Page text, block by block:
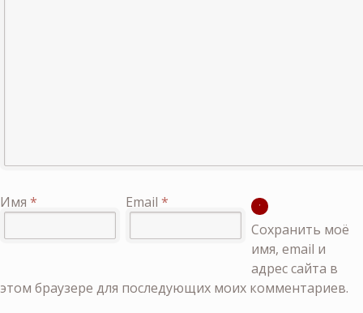
Имя * Email *
Сохранить моё
имя, email и
адрес сайта в
этом браузере для последующих моих комментариев.